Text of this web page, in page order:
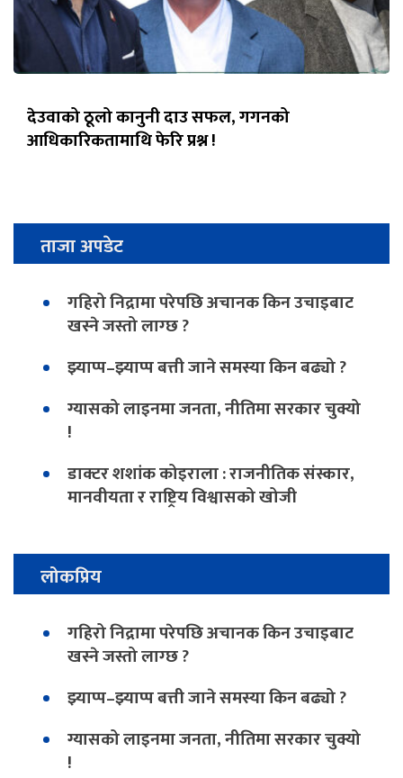
देउवाको ठूलो कानुनी दाउ सफल, गगनको
आधिकारिकतामाथि फेरि प्रश्न !
ताजा अपडेट
गहिरो निद्रामा परेपछि अचानक किन उचाइबाट
खस्ने जस्तो लाग्छ ?
झ्याप्प–झ्याप्प बत्ती जाने समस्या किन बढ्यो ?
ग्यासको लाइनमा जनता, नीतिमा सरकार चुक्यो
!
डाक्टर शशांक कोइराला : राजनीतिक संस्कार,
मानवीयता र राष्ट्रिय विश्वासको खोजी
लोकप्रिय
गहिरो निद्रामा परेपछि अचानक किन उचाइबाट
खस्ने जस्तो लाग्छ ?
झ्याप्प–झ्याप्प बत्ती जाने समस्या किन बढ्यो ?
ग्यासको लाइनमा जनता, नीतिमा सरकार चुक्यो
!